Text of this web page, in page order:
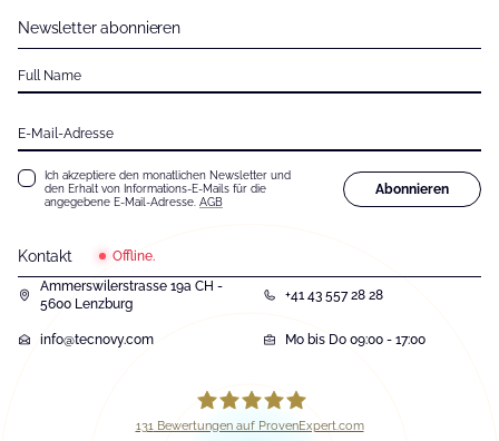
Kontakt
Offline.
Ammerswilerstrasse 19a CH -
5600 Lenzburg
+41 43 557 28 28
info@tecnovy.com Mo bis Do 09:00 - 17:00
Newsletter abonnieren
Full Name
E-Mail-Adresse
Ich akzeptiere den monatlichen Newsletter und
den Erhalt von Informations-E-Mails für die
angegebene E-Mail-Adresse. AGB
Abonnieren
131Bewertungen auf ProvenExpert.com